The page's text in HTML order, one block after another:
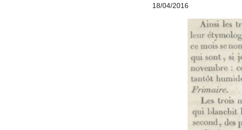
18/04/2016